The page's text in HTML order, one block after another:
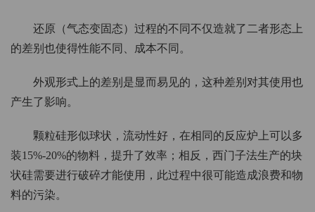
还原（气态变固态）过程的不同不仅造就了二者形态上
的差别也使得性能不同、成本不同。
外观形式上的差别是显而易见的，这种差别对其使用也
产生了影响。
颗粒硅形似球状，流动性好，在相同的反应炉上可以多
装15%-20%的物料，提升了效率；相反，西门子法生产的块
状硅需要进行破碎才能使用，此过程中很可能造成浪费和物
料的污染。